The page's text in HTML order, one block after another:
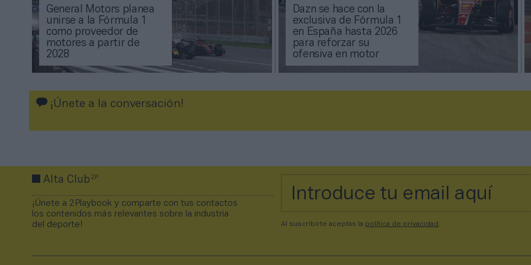
General Motors planea
unirse a la Fórmula 1
como proveedor de
motores a partir de
2028
Dazn se hace con la
exclusiva de Fórmula 1
en España hasta 2026
para reforzar su
ofensiva en motor
¡Únete a la conversación!
Alta Club2P
¡Únete a 2Playbook y comparte con tus contactos
los contenidos más relevantes sobre la industria
del deporte!
Al suscribirte aceptas la política de privacidad